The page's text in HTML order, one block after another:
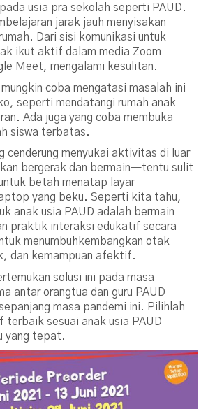
usia pra sekolah seperti PAUD.
jarak jauh menyisakan
Dari sisi komunikasi untuk
ikut aktif dalam media Zoom
Meet, mengalami kesulitan.
coba mengatasi masalah ini
seperti mendatangi rumah anak
Ada juga yang coba membuka
siswa terbatas.
cenderung menyukai aktivitas di luar
bergerak dan bermain—tentu sulit
betah menatap layar
yang beku. Seperti kita tahu,
anak usia PAUD adalah bermain
praktik interaksi edukatif secara
menumbuhkembangkan otak
dan kemampuan afektif.
solusi ini pada masa
antar orangtua dan guru PAUD
masa pandemi ini. Pilihlah
terbaik sesuai anak usia PAUD
yang tepat.